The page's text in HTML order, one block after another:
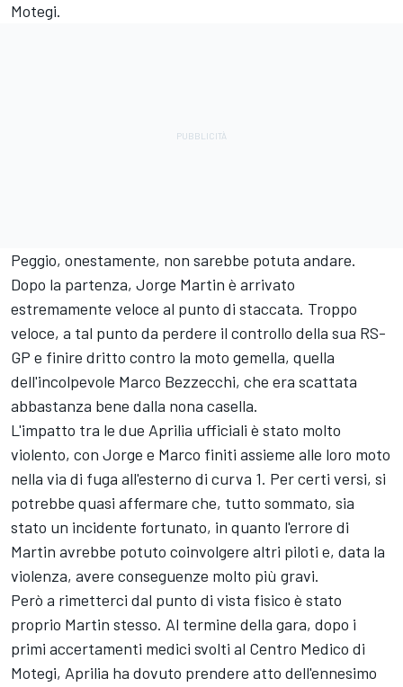
Motegi.
Peggio, onestamente, non sarebbe potuta andare.
Dopo la partenza, Jorge Martin è arrivato
estremamente veloce al punto di staccata. Troppo
veloce, a tal punto da perdere il controllo della sua RS-
GP e finire dritto contro la moto gemella, quella
dell'incolpevole Marco Bezzecchi, che era scattata
abbastanza bene dalla nona casella.
L'impatto tra le due Aprilia ufficiali è stato molto
violento, con Jorge e Marco finiti assieme alle loro moto
nella via di fuga all'esterno di curva 1. Per certi versi, si
potrebbe quasi affermare che, tutto sommato, sia
stato un incidente fortunato, in quanto l'errore di
Martin avrebbe potuto coinvolgere altri piloti e, data la
violenza, avere conseguenze molto più gravi.
Però a rimetterci dal punto di vista fisico è stato
proprio Martin stesso. Al termine della gara, dopo i
primi accertamenti medici svolti al Centro Medico di
Motegi, Aprilia ha dovuto prendere atto dell'ennesimo